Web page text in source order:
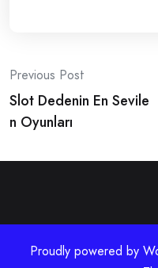
Post
navigation
Previous Post
Slot Dedenin En Sevile
n Oyunları
Proudly powered by